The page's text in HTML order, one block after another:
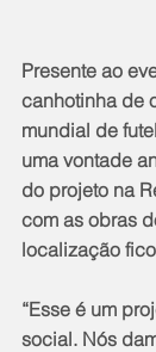
Presente ao
canhotinha de
mundial de
uma vontade
do projeto na
com as obras
localização
“Esse é um
social. Nós